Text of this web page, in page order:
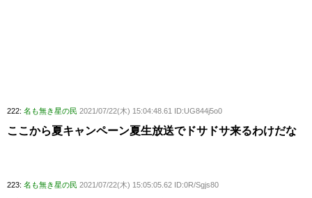
222: 名も無き星の民 2021/07/22(木) 15:04:48.61 ID:UG844j5o0
ここから夏キャンペーン夏生放送でドサドサ来るわけだな
223: 名も無き星の民 2021/07/22(木) 15:05:05.62 ID:0R/Sgjs80